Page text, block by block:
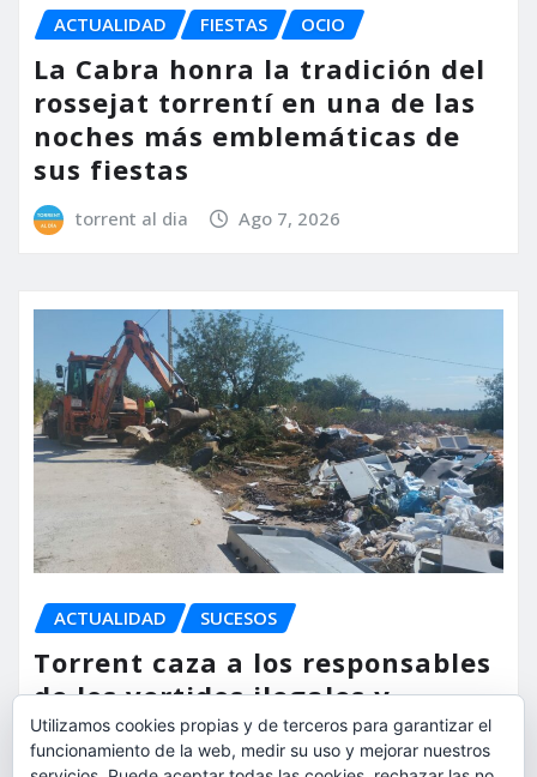
ACTUALIDAD FIESTAS OCIO
La Cabra honra la tradición del
rossejat torrentí en una de las
noches más emblemáticas de
sus fiestas
torrent al dia Ago 7, 2026
ACTUALIDAD SUCESOS
Torrent caza a los responsables
de los vertidos ilegales y
endurece las sanciones
Utilizamos cookies propias y de terceros para garantizar el
funcionamiento de la web, medir su uso y mejorar nuestros